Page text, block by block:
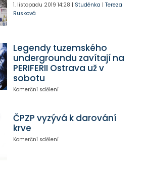
1. listopadu 2019 14:28 | Studénka | Tereza
Rusková
Legendy tuzemského
undergroundu zavítají na
PERIFERII Ostrava už v
sobotu
Komerční sdělení
ČPZP vyzývá k darování
krve
Komerční sdělení